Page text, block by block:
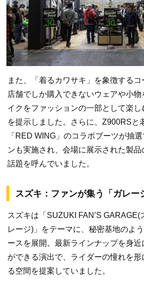
また、「着るカワサキ」を象徴する
店舗でしか購入できないウェアや小
イクをファッションの一部として楽
を提示しました。さらに、Z900RSと
「RED WING」のコラボブーツが抽
ンも実施され、会場に展示された製
話題を呼んでいました。
スズキ：ファンが集う「ガレー
スズキは「SUZUKI FAN’S GARAGE(
レージ)」をテーマに、秘密基地のよ
ースを展開。最新ラインナップを身近
ができる演出で、ライダーの憧れを
る空間を提案していました。